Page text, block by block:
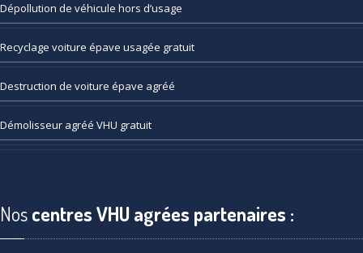
Dépollution de véhicule hors d’usage
Recyclage voiture épave usagée gratuit
Destruction de voiture épave agréé
Démolisseur agréé VHU gratuit
Noscentres VHU agrées partenaires :